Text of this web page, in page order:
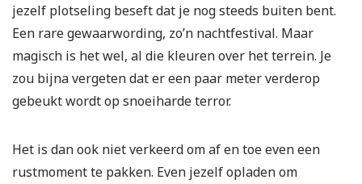
jezelf plotseling beseft dat je nog steeds buiten bent.
Een rare gewaarwording, zo’n nachtfestival. Maar
magisch is het wel, al die kleuren over het terrein. Je
zou bijna vergeten dat er een paar meter verderop
gebeukt wordt op snoeiharde terror.
Het is dan ook niet verkeerd om af en toe even een
rustmoment te pakken. Even jezelf opladen om